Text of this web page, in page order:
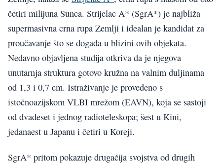
četiri milijuna Sunca. Strijelac A* (SgrA*) je najbliža
supermasivna crna rupa Zemlji i idealan je kandidat za
proučavanje što se događa u blizini ovih objekata.
Nedavno objavljena studija otkriva da je njegova
unutarnja struktura gotovo kružna na valnim duljinama
od 1,3 i 0,7 cm. Istraživanje je provedeno s
istočnoazijskom VLBI mrežom (EAVN), koja se sastoji
od dvadeset i jednog radioteleskopa; šest u Kini,
jedanaest u Japanu i četiri u Koreji.
SgrA* pritom pokazuje drugačija svojstva od drugih